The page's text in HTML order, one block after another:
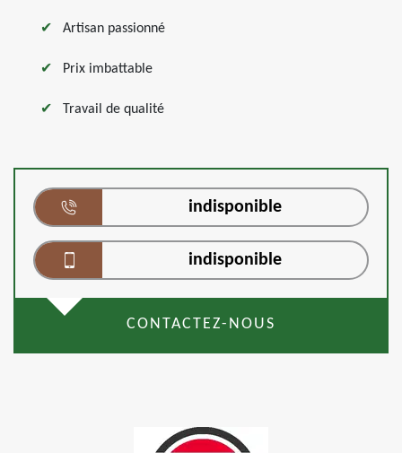
Artisan passionné
Prix imbattable
Travail de qualité
indisponible
indisponible
CONTACTEZ-NOUS